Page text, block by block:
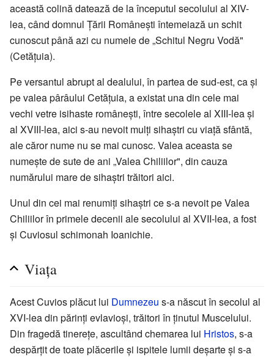
această colină datează de la începutul secolului al XIV-
lea, când domnul Țării Românești întemeiază un schit
cunoscut până azi cu numele de „Schitul Negru Vodă"
(Cetățuia).
Pe versantul abrupt al dealului, în partea de sud-est, ca și
pe valea pârâului Cetățuia, a existat una din cele mai
vechi vetre isihaste românești, între secolele al XIII-lea și
al XVIII-lea, aici s-au nevoit mulți sihaștri cu viață sfântă,
ale căror nume nu se mai cunosc. Valea aceasta se
numește de sute de ani „Valea Chiliilor", din cauza
numărului mare de sihaștri trăitori aici.
Unul din cei mai renumiți sihaștri ce s-a nevoit pe Valea
Chiliilor în primele decenii ale secolului al XVII-lea, a fost
și Cuviosul schimonah Ioanichie.
Viața
Acest Cuvios plăcut lui Dumnezeu s-a născut în secolul al
XVI-lea din părinți evlavioși, trăitori în ținutul Muscelului.
Din fragedă tinerețe, ascultând chemarea lui Hristos, s-a
despărțit de toate plăcerile și ispitele lumii deșarte și s-a